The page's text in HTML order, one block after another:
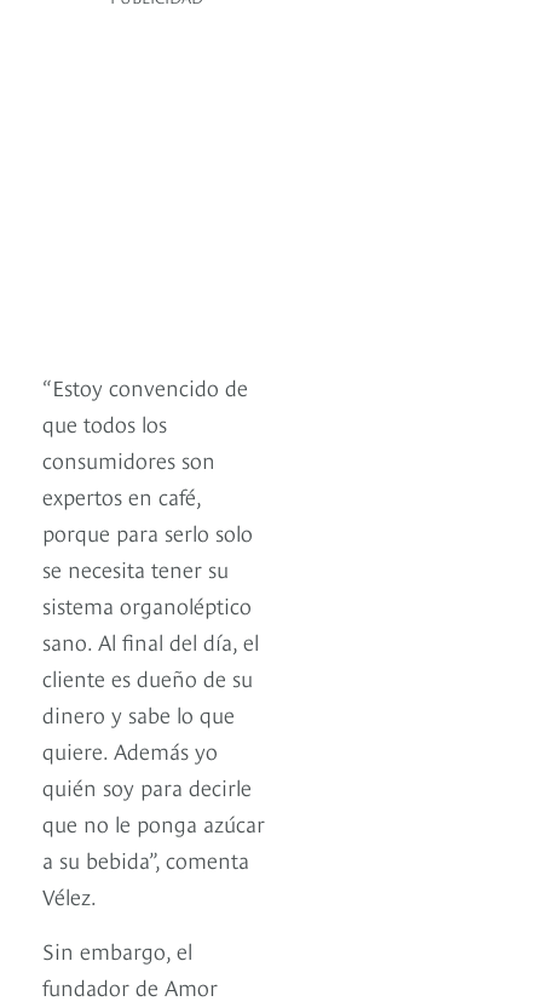
“Estoy convencido de
que todos los
consumidores son
expertos en café,
porque para serlo solo
se necesita tener su
sistema organoléptico
sano. Al final del día, el
cliente es dueño de su
dinero y sabe lo que
quiere. Además yo
quién soy para decirle
que no le ponga azúcar
a su bebida”, comenta
Vélez.
Sin embargo, el
fundador de Amor